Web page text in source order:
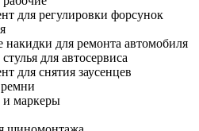
для регулировки форсунок
для ремонта автомобиля
для автосервиса
для снятия заусенцев
и маркеры